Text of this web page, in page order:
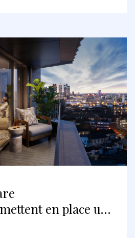
en place un
de